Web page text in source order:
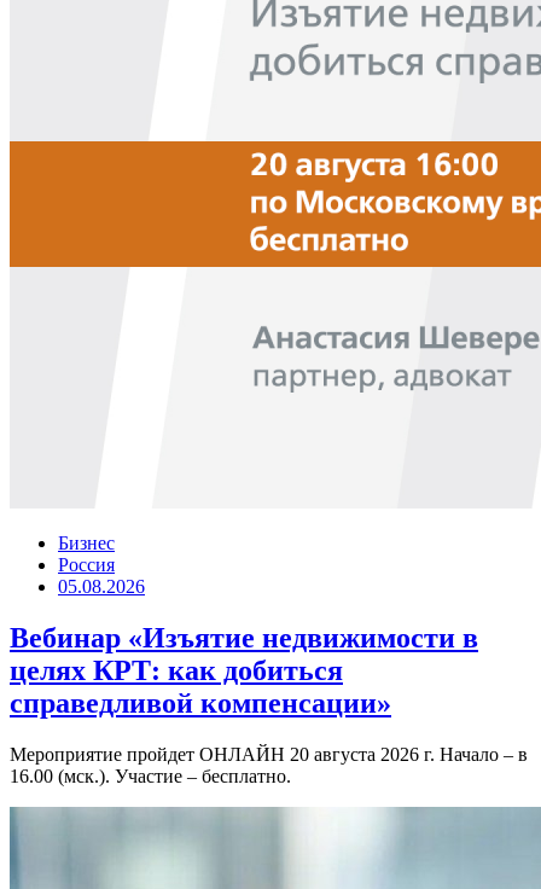
Бизнес
Россия
05.08.2026
Вебинар «Изъятие недвижимости в
целях КРТ: как добиться
справедливой компенсации»
Мероприятие пройдет ОНЛАЙН 20 августа 2026 г. Начало – в
16.00 (мск.). Участие – бесплатно.